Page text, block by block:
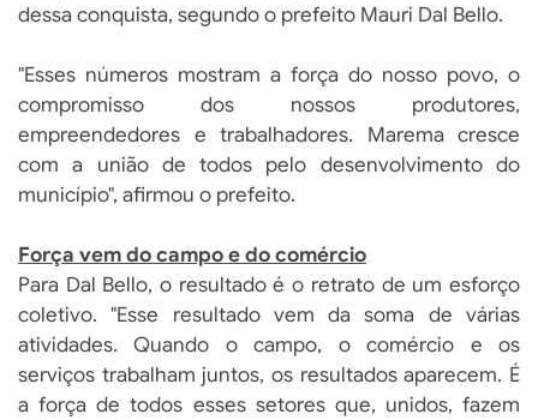
dessa conquista, segundo o prefeito Mauri Dal Bello.
"Esses números mostram a força do nosso povo, o
compromisso dos nossos produtores,
empreendedores e trabalhadores. Marema cresce
com a união de todos pelo desenvolvimento do
município", afirmou o prefeito.
Força vem do campo e do comércio
Para Dal Bello, o resultado é o retrato de um esforço
coletivo. "Esse resultado vem da soma de várias
atividades. Quando o campo, o comércio e os
serviços trabalham juntos, os resultados aparecem. É
a força de todos esses setores que, unidos, fazem